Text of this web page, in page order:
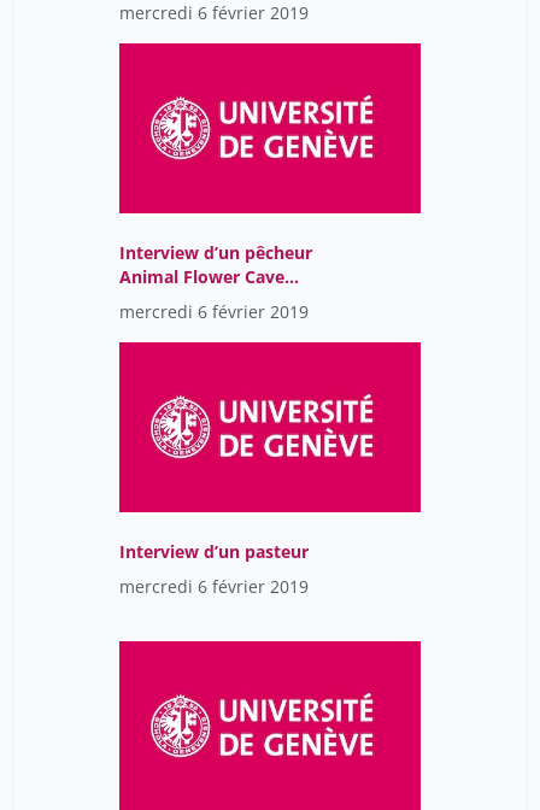
mercredi 6 février 2019
Interview d’un pêcheur
Animal Flower Cave
mercredi 6 février 2019
Interview d’un pasteur
mercredi 6 février 2019